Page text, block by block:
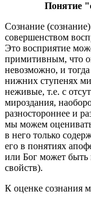
Понятие
Сознание
совершенством
Это восприятие
примитивным, что
невозможно, и
нижних ступенях
неживые, т.е. с
мироздания,
разностороннее и
мы можем
в него только
его в понятиях
или Бог может быть
свойств).
К оценке сознания